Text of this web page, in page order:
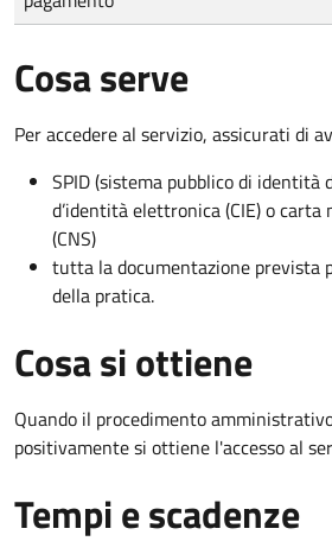
Cosa serve
Per accedere al servizio, assicurati di
SPID (sistema pubblico di identità
d’identità elettronica (CIE) o carta
(CNS)
tutta la documentazione prevista
della pratica.
Cosa si ottiene
Quando il procedimento
positivamente si ottiene l'accesso al
Tempi e scadenze